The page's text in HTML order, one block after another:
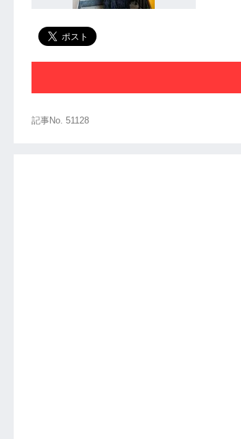
記事No. 51128